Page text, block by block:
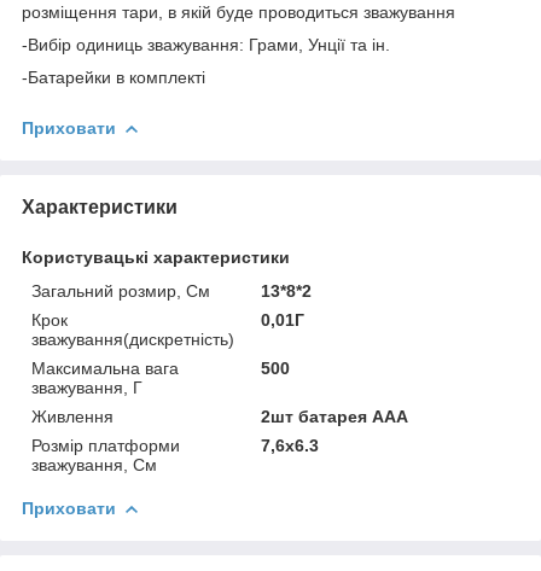
розміщення тари, в якій буде проводиться зважування
-Вибір одиниць зважування: Грами, Унції та ін.
-Батарейки в комплекті
Приховати
Характеристики
Користувацькі характеристики
Загальний розмир, См
13*8*2
Крок
зважування(дискретність)
0,01Г
Максимальна вага
зважування, Г
500
Живлення
2шт батарея ААА
Розмір платформи
зважування, См
7,6х6.3
Приховати